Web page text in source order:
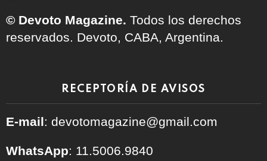
© Devoto Magazine. Todos los derechos
reservados. Devoto, CABA, Argentina.
RECEPTORÍA DE AVISOS
E-mail: devotomagazine@gmail.com
WhatsApp: 11.5006.9840